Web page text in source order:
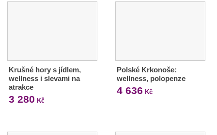
Krušné hory s jídlem,
wellness i slevami na
atrakce
3 280 Kč
Polské Krkonoše:
wellness, polopenze
4 636 Kč